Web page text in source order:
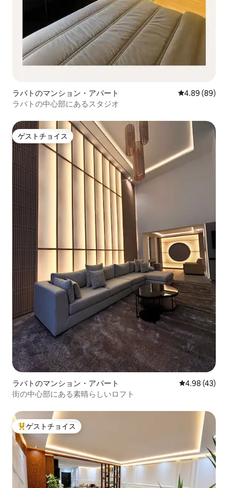
ラバトのマンション・アパート レビュー89件
4.89 (89)
ラバトの中心部にあるスタジオ
ゲストチョイス
ゲストチョイス
ラバトのマンション・アパート レビュー43
4.98 (43)
街の中心部にある素晴らしいロフト
大好評のゲストチョイスです。
ゲストチョイス